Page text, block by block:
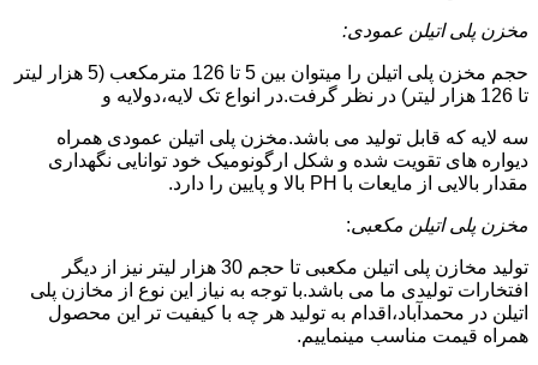
مخزن پلی اتیلن عمودی:
حجم مخزن پلی اتیلن را میتوان بین 5 تا 126 مترمکعب (5 هزار لیتر
تا 126 هزار لیتر) در نظر گرفت.در انواع تک لایه،دولایه و
سه لایه که قابل تولید می باشد.مخزن پلی اتیلن عمودی همراه
دیواره های تقویت شده و شکل ارگونومیک خود توانایی نگهداری
مقدار بالایی از مایعات با PH بالا و پایین را دارد.
مخزن پلی اتیلن مکعبی:
تولید مخازن پلی اتیلن مکعبی تا حجم 30 هزار لیتر نیز از دیگر
افتخارات تولیدی ما می باشد.با توجه به نیاز این نوع از مخازن پلی
اتیلن در محمدآباد،اقدام به تولید هر چه با کیفیت تر این محصول
همراه قیمت مناسب مینماییم.